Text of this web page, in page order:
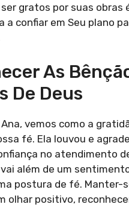
gratos por suas obras
a confiar em Seu plano
As
De Deus
vemos como a
fé. Ela louvou e
no atendimento
além de um
postura de fé. Manter-
olhar positivo,